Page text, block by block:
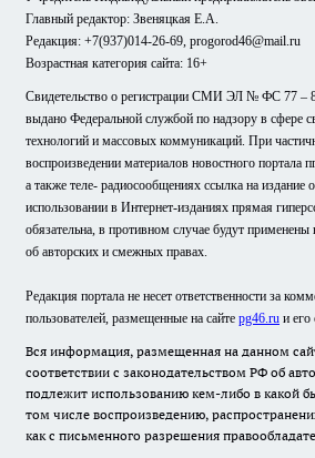
Главный редактор: Звеняцкая Е.А.
Редакция: +7(937)014-26-69, progorod46@mail.ru
Возрастная категория сайта: 16+
Свидетельство о регистрации СМИ ЭЛ № ФС 77 –
выдано Федеральной службой по надзору в сфере
технологий и массовых коммуникаций. При
воспроизведении материалов новостного портала
а также теле- радиосообщениях ссылка на издание
использовании в Интернет-изданиях прямая
обязательна, в противном случае будут
об авторских и смежных правах.
Редакция портала не несет ответственности за
пользователей, размещенные на сайте pg46.ru и его
Вся информация, размещенная на данном
соответствии с законодательством РФ об
подлежит использованию кем-либо в какой
том числе воспроизведению,
как с письменного разрешения